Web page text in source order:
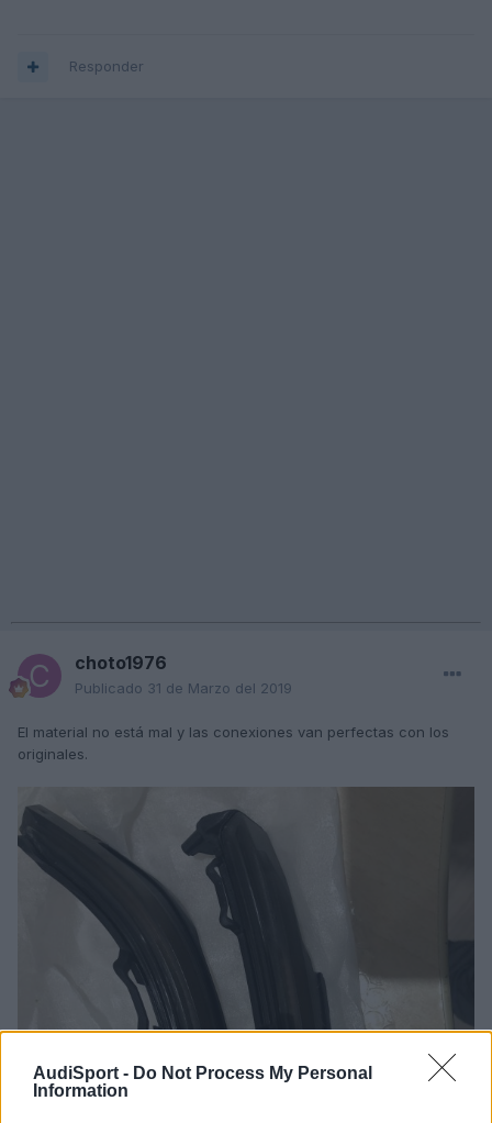
AudiSport - Do Not Process My Personal
Information
Responder
choto1976
Publicado 31 de Marzo del 2019
El material no está mal y las conexiones van perfectas con los
originales.